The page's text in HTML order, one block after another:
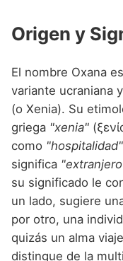
Nombres
Nombres
Nombres
Nombres
Nombres
Nombres
Origen y
El nombre Oxana
variante ucraniana
(o Xenia). Su
griega "xenia"
como "hospitalidad"
significa
su significado le
un lado, sugiere
por otro, una
quizás un alma
distingue de la